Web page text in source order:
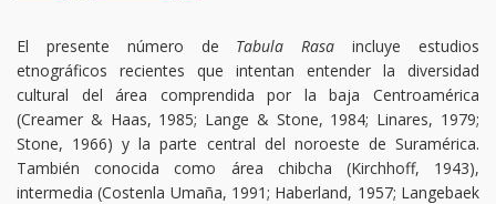
El presente número de Tabula Rasa incluye estudios
etnográficos recientes que intentan entender la diversidad
cultural del área comprendida por la baja Centroamérica
(Creamer & Haas, 1985; Lange & Stone, 1984; Linares, 1979;
Stone, 1966) y la parte central del noroeste de Suramérica.
También conocida como área chibcha (Kirchhoff, 1943),
intermedia (Costenla Umaña, 1991; Haberland, 1957; Langebaek